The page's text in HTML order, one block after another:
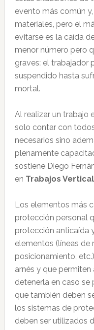
evento más común
materiales, pero el
evitarse es la caída
menor número pero
graves: el trabajador
suspendido hasta
mortal.
Al realizar un trabajo
solo contar con
necesarios sino
plenamente
sostiene Diego
en Trabajos
Los elementos más
protección personal
protección anticaída
elementos (líneas de
posicionamiento,
arnés y que
detenerla en caso
que también deben
los sistemas de
deben ser utilizados